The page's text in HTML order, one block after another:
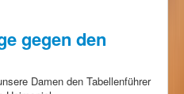
gegen den
Damen den Tabellenführer